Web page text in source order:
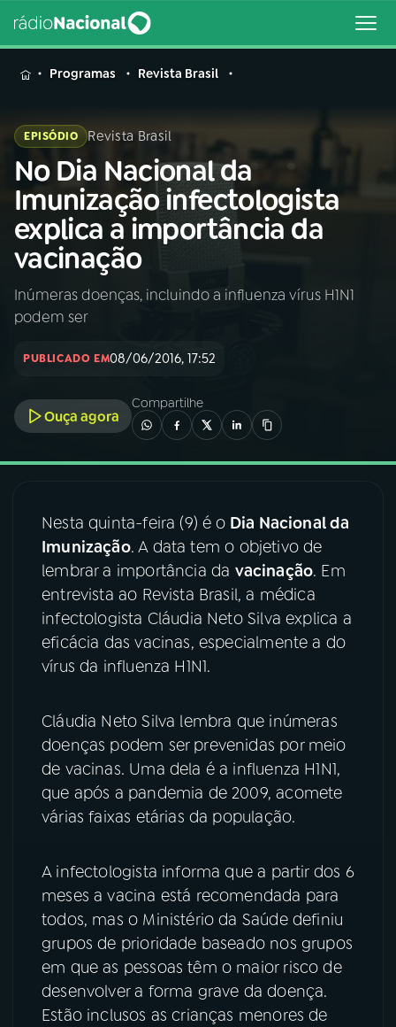
MENU
Buscar
na
Rádio
Nacional
Buscar
01INÍCIO
PROGRAMAÇÃO
05PODCASTS
06VIDEOCASTS
07ÚLTIMAS
08FESTIVAL DE MÚSICA
ACOMPANHE A RÁDIO NACIONAL
YouTube Facebook
Instagram X
TikTok
Programas Revista Brasil
EPISÓDIO Revista Brasil
No Dia Nacional da
Imunização infectologista
explica a importância da
vacinação
Inúmeras doenças, incluindo a influenza vírus H1N1
podem ser
PUBLICADO EM08/06/2016, 17:52
Ouça agora
Compartilhe
Nesta quinta-feira (9) é o Dia Nacional da
Imunização. A data tem o objetivo de
lembrar a importância da vacinação. Em
entrevista ao Revista Brasil, a médica
infectologista Cláudia Neto Silva explica a
eficácia das vacinas, especialmente a do
vírus da influenza H1N1.
Cláudia Neto Silva lembra que inúmeras
doenças podem ser prevenidas por meio
de vacinas. Uma dela é a influenza H1N1,
que após a pandemia de 2009, acomete
várias faixas etárias da população.
A infectologista informa que a partir dos 6
meses a vacina está recomendada para
todos, mas o Ministério da Saúde definiu
grupos de prioridade baseado nos grupos
em que as pessoas têm o maior risco de
desenvolver a forma grave da doença.
Estão inclusos as crianças menores de